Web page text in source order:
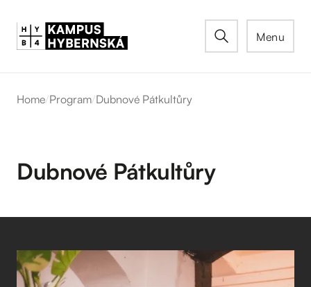
Menu
Home/Program/Dubnové Pátkultůry
Dubnové Pátkultůry